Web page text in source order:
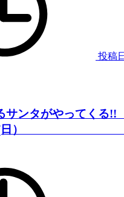
投稿
るサンタがやっ
14日(日）